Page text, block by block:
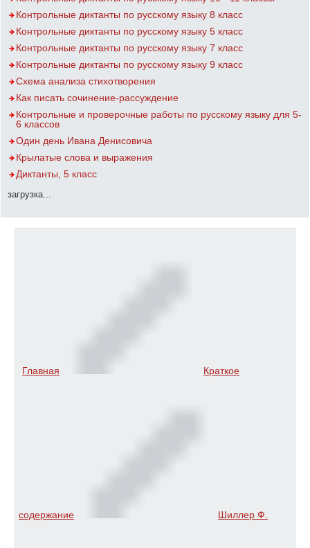
Контрольные диктанты по русскому языку 8 класс
Контрольные диктанты по русскому языку 5 класс
Контрольные диктанты по русскому языку 7 класс
Контрольные диктанты по русскому языку 9 класс
Схема анализа стихотворения
Как писать сочинение-рассуждение
Контрольные и проверочные работы по русскому языку для 5-
6 классов
Один день Ивана Денисовича
Крылатые слова и выражения
Диктанты, 5 класс
загрузка...
Главная Краткое
содержание Шиллер Ф.